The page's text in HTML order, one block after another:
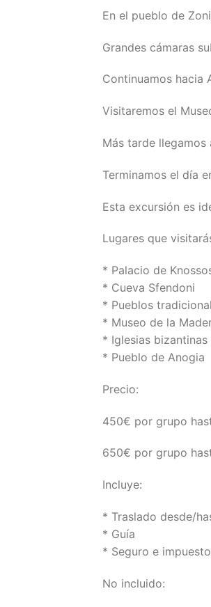
En el pueblo de
Grandes cámaras
Continuamos hacia
Visitaremos el
Más tarde
Terminamos el día
Esta excursión es
Lugares que
* Palacio de
* Cueva Sfendoni
* Pueblos
* Museo de la
* Iglesias bizantinas
* Pueblo de Anogia
Precio:
450€ por grupo
650€ por grupo
Incluye:
* Traslado desde/
* Guía
* Seguro e
No incluido: